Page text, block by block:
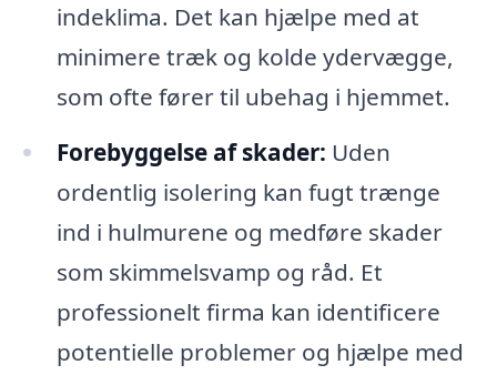
indeklima. Det kan hjælpe med at
minimere træk og kolde ydervægge,
som ofte fører til ubehag i hjemmet.
Forebyggelse af skader: Uden
ordentlig isolering kan fugt trænge
ind i hulmurene og medføre skader
som skimmelsvamp og råd. Et
professionelt firma kan identificere
potentielle problemer og hjælpe med